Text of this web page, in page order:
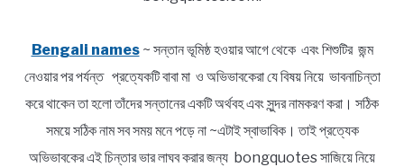
Bengali names~ সন্তান ভূমিষ্ঠ হওয়ার আগে থেকে এবং শিশুটির জন্ম
নেওয়ার পর পর্যন্ত প্রত্যেকটি বাবা মা ও অভিভাবকেরা যে বিষয় নিয়ে ভাবনাচিন্তা
করে থাকেন তা হলো তাঁদের সন্তানের একটি অর্থবহ এবং সুন্দর নামকরণ করা। সঠিক
সময়ে সঠিক নাম সব সময় মনে পড়ে না ~এটাই স্বাভাবিক। তাই প্রত্যেক
অভিভাবকের এই চিন্তার ভার লাঘব করার জন্য bongquotes সাজিয়ে নিয়ে